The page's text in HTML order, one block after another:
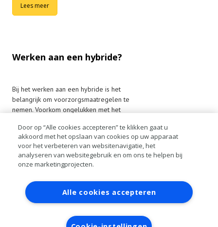
Lees meer
Werken aan een hybride?
Bij het werken aan een hybride is het
belangrijk om voorzorgsmaatregelen te
nemen. Voorkom ongelukken met het
biedt een ruime keuze aan speciaal
geïsoleerd VDE-gereedschap, be…
Lees meer
Contact Account aanvragen
Inloggen
RAI bestanden
Privacy
Algemene
voorwaarden
Verwerkersovereenkomst
Door op “Alle cookies accepteren” te klikken gaat u
akkoord met het opslaan van cookies op uw apparaat
voor het verbeteren van websitenavigatie, het
analyseren van websitegebruik en om ons te helpen bij
onze marketingprojecten.
Alle cookies accepteren